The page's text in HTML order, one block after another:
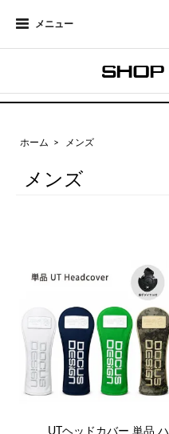
メニュー
ホーム > メンズ
メンズ
UTヘッドカバー 単品 ハ